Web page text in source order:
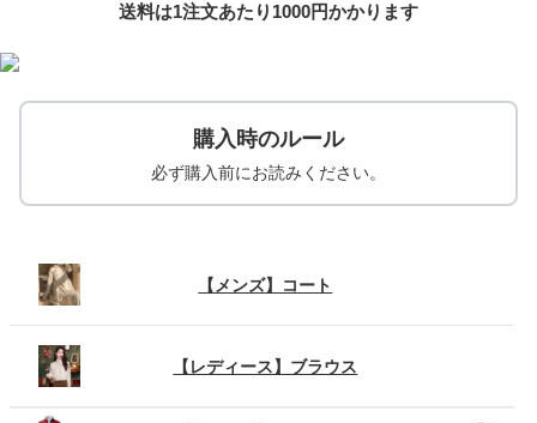
送料は1注文あたり 1000円かかります
購入時のルール
必ず購入前にお読みください。
【メンズ】コート
【レディース】ブラウス